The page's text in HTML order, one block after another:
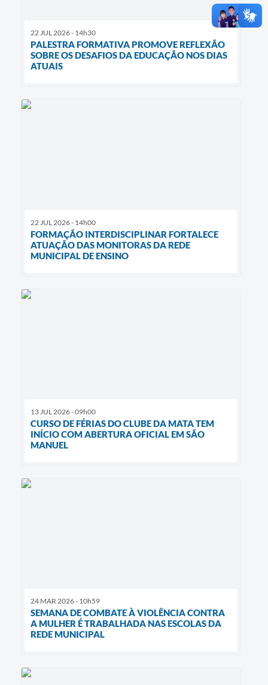
22 JUL 2026 - 14h30
PALESTRA FORMATIVA PROMOVE REFLEXÃO
SOBRE OS DESAFIOS DA EDUCAÇÃO NOS DIAS
ATUAIS
22 JUL 2026 - 14h00
FORMAÇÃO INTERDISCIPLINAR FORTALECE
ATUAÇÃO DAS MONITORAS DA REDE
MUNICIPAL DE ENSINO
13 JUL 2026 - 09h00
CURSO DE FÉRIAS DO CLUBE DA MATA TEM
INÍCIO COM ABERTURA OFICIAL EM SÃO
MANUEL
24 MAR 2026 - 10h59
SEMANA DE COMBATE À VIOLÊNCIA CONTRA
A MULHER É TRABALHADA NAS ESCOLAS DA
REDE MUNICIPAL